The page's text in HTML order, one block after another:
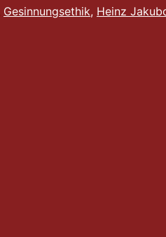
Gesinnungsethik, Heinz